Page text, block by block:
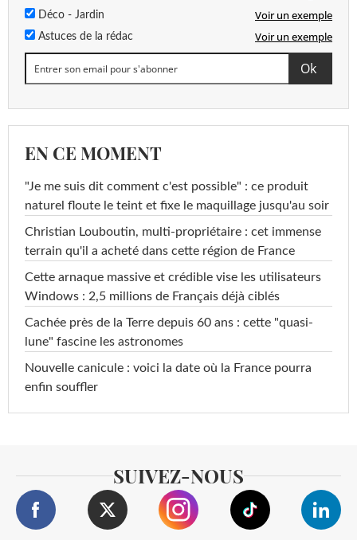
Déco - Jardin Voir un exemple
Astuces de la rédac Voir un exemple
EN CE MOMENT
"Je me suis dit comment c'est possible" : ce produit
naturel floute le teint et fixe le maquillage jusqu'au soir
Christian Louboutin, multi-propriétaire : cet immense
terrain qu'il a acheté dans cette région de France
Cette arnaque massive et crédible vise les utilisateurs
Windows : 2,5 millions de Français déjà ciblés
Cachée près de la Terre depuis 60 ans : cette "quasi-
lune" fascine les astronomes
Nouvelle canicule : voici la date où la France pourra
enfin souffler
SUIVEZ-NOUS